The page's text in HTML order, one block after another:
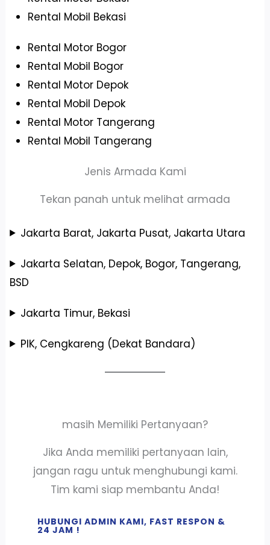
Rental Mobil Bekasi
Rental Motor Bogor
Rental Mobil Bogor
Rental Motor Depok
Rental Mobil Depok
Rental Motor Tangerang
Rental Mobil Tangerang
Jenis Armada Kami
Tekan panah untuk melihat armada
Jakarta Barat, Jakarta Pusat, Jakarta Utara
Jakarta Selatan, Depok, Bogor, Tangerang,
BSD
Jakarta Timur, Bekasi
PIK, Cengkareng (Dekat Bandara)
masih Memiliki Pertanyaan?
Jika Anda memiliki pertanyaan lain,
jangan ragu untuk menghubungi kami.
Tim kami siap membantu Anda!
HUBUNGI ADMIN KAMI, FAST RESPON &
24 JAM !